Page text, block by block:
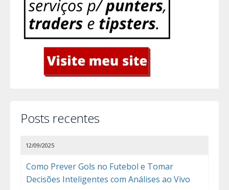
Posts recentes
Como Prever Gols no Futebol e Tomar
Decisões Inteligentes com Análises ao Vivo
12/09/2025